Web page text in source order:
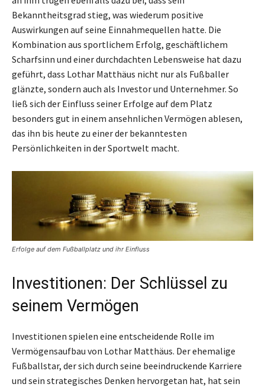
Bekanntheitsgrad stieg, was wiederum positive
Auswirkungen auf seine Einnahmequellen hatte. Die
Kombination aus sportlichem Erfolg, geschäftlichem
Scharfsinn und einer durchdachten Lebensweise hat dazu
geführt, dass Lothar Matthäus nicht nur als Fußballer
glänzte, sondern auch als Investor und Unternehmer. So
ließ sich der Einfluss seiner Erfolge auf dem Platz
besonders gut in einem ansehnlichen Vermögen ablesen,
das ihn bis heute zu einer der bekanntesten
Persönlichkeiten in der Sportwelt macht.
Erfolge auf dem Fußballplatz und ihr Einfluss
Investitionen: Der Schlüssel zu
seinem Vermögen
Investitionen spielen eine entscheidende Rolle im
Vermögensaufbau von Lothar Matthäus. Der ehemalige
Fußballstar, der sich durch seine beeindruckende Karriere
und sein strategisches Denken hervorgetan hat, hat sein